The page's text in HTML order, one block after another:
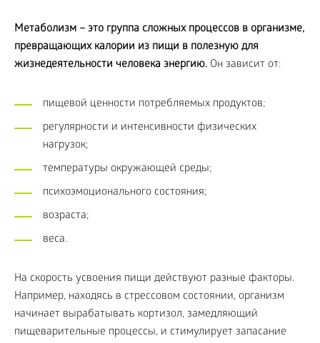
Метаболизм – это группа сложных процессов в организме,
превращающих калории из пищи в полезную для
жизнедеятельности человека энергию. Он зависит от:
пищевой ценности потребляемых продуктов;
регулярности и интенсивности физических
нагрузок;
температуры окружающей среды;
психоэмоционального состояния;
возраста;
веса.
На скорость усвоения пищи действуют разные факторы.
Например, находясь в стрессовом состоянии, организм
начинает вырабатывать кортизол, замедляющий
пищеварительные процессы, и стимулирует запасание